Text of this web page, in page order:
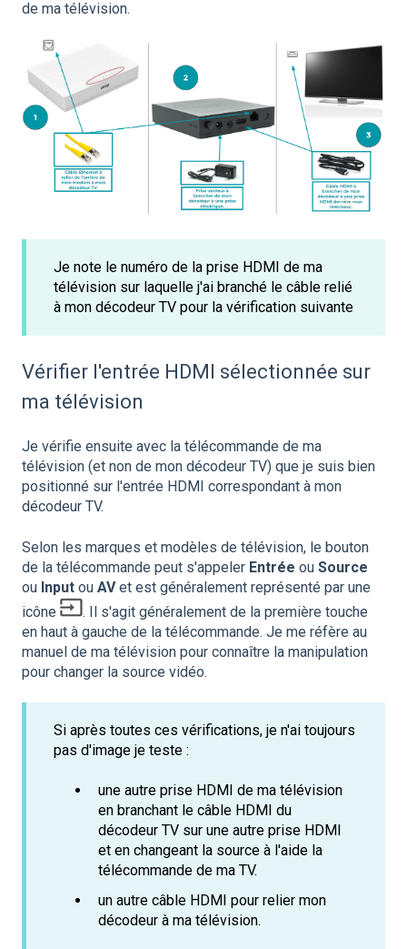
de ma télévision.
Je note le numéro de la prise HDMI de ma
télévision sur laquelle j'ai branché le câble relié
à mon décodeur TV pour la vérification suivante
Vérifier l'entrée HDMI sélectionnée sur
ma télévision
Je vérifie ensuite avec la télécommande de ma
télévision (et non de mon décodeur TV) que je suis bien
positionné sur l'entrée HDMI correspondant à mon
décodeur TV.
Selon les marques et modèles de télévision, le bouton
de la télécommande peut s'appeler Entrée ou Source
ou Input ou AVet est généralement représenté par une
icône
. Il s'agit généralement de la première touche
en haut à gauche de la télécommande. Je me réfère au
manuel de ma télévision pour connaître la manipulation
pour changer la source vidéo.
Si après toutes ces vérifications, je n'ai toujours
pas d'image je teste :
une autre prise HDMI de ma télévision
en branchant le câble HDMI du
décodeur TV sur une autre prise HDMI
et en changeant la source à l'aide la
télécommande de ma TV.
un autre câble HDMI pour relier mon
décodeur à ma télévision.